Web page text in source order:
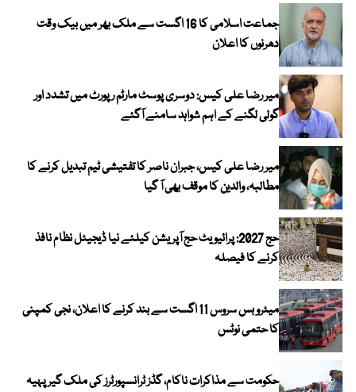
جماعت اسلامی کا 16 اگست سے ملک بھر میں بیک وقت
دھرنوں کا اعلان
میر رضا علی کیس: دوسری پوسٹ مارٹم رپورٹ میں تشدد اور
گولی لگنے کے اہم شواہد سامنے آگئے
میر رضا علی کیس، جبران ناصر کا تفتیشی ٹیم تبدیل کرنے کا
مطالبہ، والدین کا موقف بھی آ گیا
حج 2027: پرائیویٹ حج آپریشن کیلئے نیا ڈیجیٹل نظام نافذ
کرنے کا فیصلہ
میٹرو بس سروس 11 اگست سے بند کرنے کا اعلان، نجی کمپنی
کا حتمی نوٹس
حکومت سے مذاکرات ناکام، گڈز ٹرانسپورٹرز کی ملک گیر پہیہ